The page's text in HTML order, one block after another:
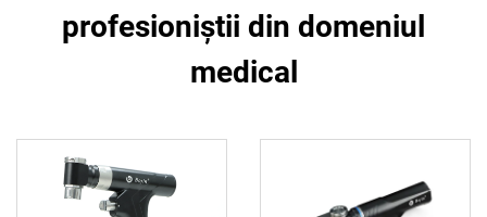
profesioniștii din domeniul
medical